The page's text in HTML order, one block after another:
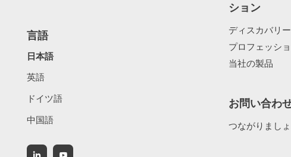
言語
日本語
英語
ドイツ語
中国語
ション
ディスカバリー
プロフェッシ
当社の製品
お問い合わ
つながりましょ